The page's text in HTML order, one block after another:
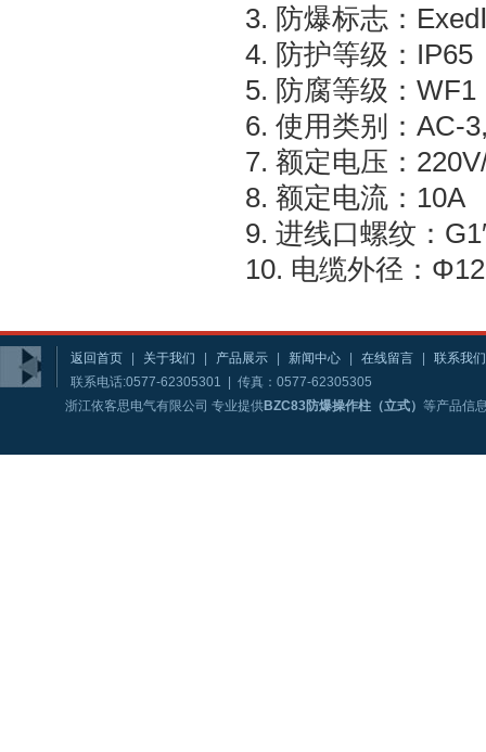
3. 防爆标志：
4. 防护等级：IP65
5. 防腐等级：WF1
6. 使用类别：AC-
7. 额定电压：
8. 额定电流：10A
9. 进线口螺纹：
10. 电缆外径：
返回首页 关于我们 产品展示 新闻中心 在线留言
联系我们
联系电话:0577-62305301 | 传真：0577-62305305
浙江依客思电气有限公司 专业提供BZC83防爆操作柱（立式） 等产品信